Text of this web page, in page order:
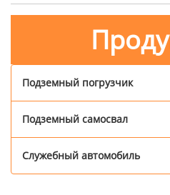
Подземный погрузчик
Подземный самосвал
Служебный автомобиль